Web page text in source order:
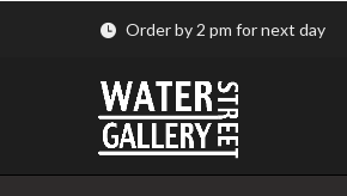
Order by 2 pm for next day